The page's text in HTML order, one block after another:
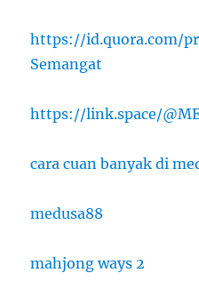
https://id.quora.com/
Semangat
https://link.space/
cara cuan banyak di
medusa88
mahjong ways 2